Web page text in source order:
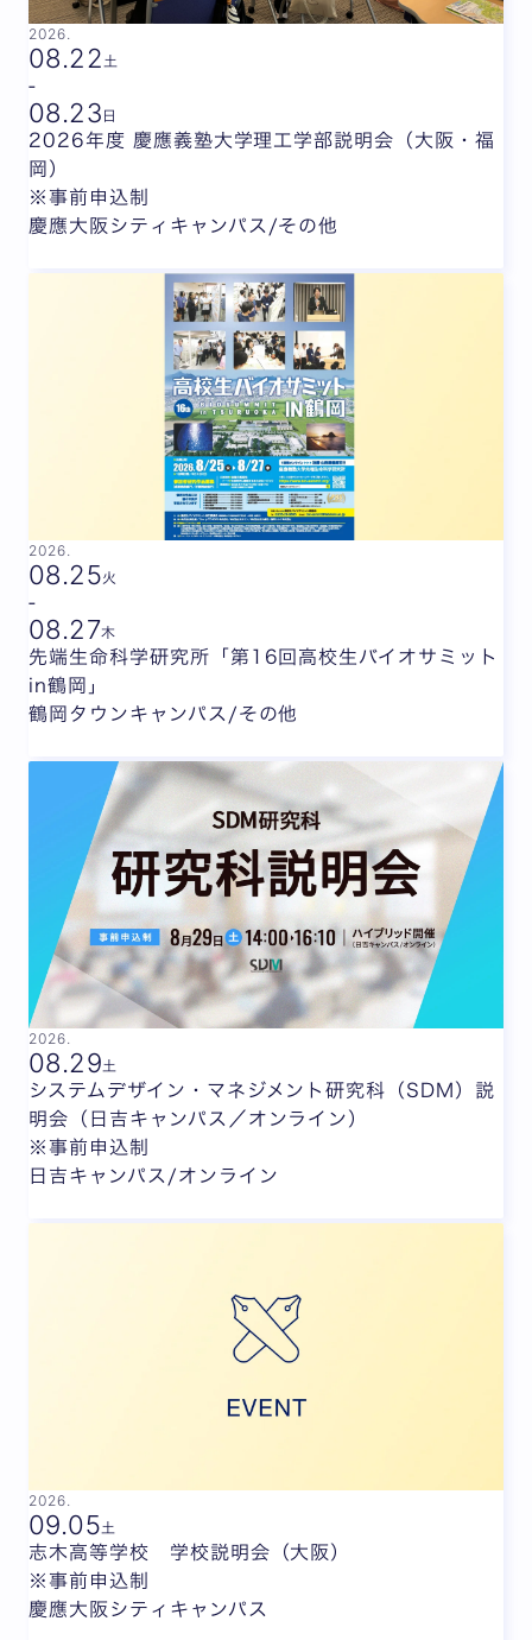
2026.
08.22土
-
08.23 日
2026年度 慶應義塾大学理工学部説明会（大阪・福
岡）
※事前申込制
慶應大阪シティキャンパス/その他
2026.
08.25火
-
08.27木
先端生命科学研究所「第16回高校生バイオサミット
in鶴岡」
鶴岡タウンキャンパス/その他
2026.
08.29土
システムデザイン・マネジメント研究科（SDM）説
明会（日吉キャンパス／オンライン）
※事前申込制
日吉キャンパス/オンライン
2026.
09.05土
志木高等学校 学校説明会（大阪）
※事前申込制
慶應大阪シティキャンパス